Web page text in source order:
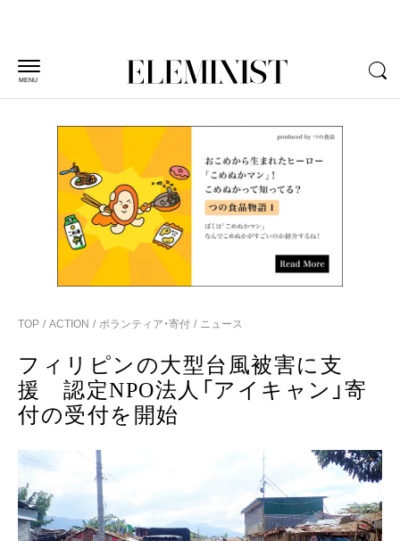
MENU
TOP ACTION ボランティア・寄付 ニュース
フィリピンの大型台風被害に支
援 認定NPO法人「アイキャン」寄
付の受付を開始